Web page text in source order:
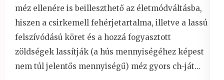
méz ellenére is beilleszthető az életmódváltásba,
hiszen a csirkemell fehérjetartalma, illetve a lassú
felszívódású köret és a hozzá fogyasztott
zöldségek lassítják (a hús mennyiségéhez képest
nem túl jelentős mennyiségű) méz gyors ch-ját…